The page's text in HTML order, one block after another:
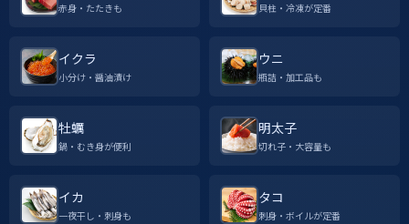
赤身・たたきも 貝柱・冷凍が定番
イクラ
小分け・醤油漬け
ウニ
瓶詰・加工品も
牡蠣
鍋・むき身が便利
明太子
切れ子・大容量も
イカ
一夜干し・刺身も
タコ
刺身・ボイルが定番